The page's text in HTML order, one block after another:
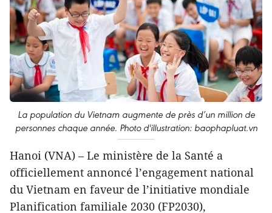
La population du Vietnam augmente de près d’un million de
personnes chaque année. Photo d'illustration: baophapluat.vn
Hanoi (VNA) – Le ministère de la Santé a
officiellement annoncé l’engagement national
du Vietnam en faveur de l’initiative mondiale
Planification familiale 2030 (FP2030),